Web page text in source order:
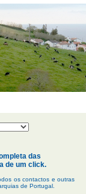
das
de um click.
os contactos e outras
de Portugal.